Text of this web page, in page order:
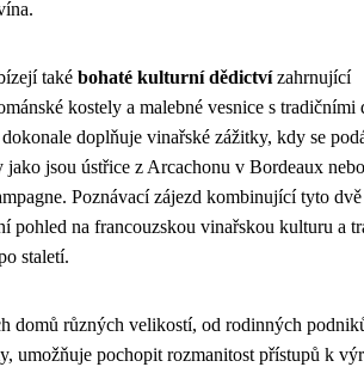
také bohaté kulturní dědictvízahrnující
kostely a malebné vesnice s tradičními
doplňuje vinařské zážitky, kdy se
jako jsou ústřice z Arcachonu v Bordeaux nebo
Poznávací zájezd kombinující tyto
pohled na francouzskou vinařskou kulturu a
staletí.
domů různých velikostí, od rodinných
umožňuje pochopit rozmanitost přístupů k